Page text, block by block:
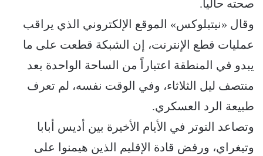
صحته حالياً.
وقال «نيتبلوكس» الموقع الإلكتروني الذي يراقب
عمليات قطع الإنترنت، إن الشبكة قطعت على ما
يبدو في المنطقة اعتباراً من الساحة الواحدة بعد
منتصف ليل الثلاثاء، وفي الوقت نفسه، لم تعرف
طبيعة الرد العسكري.
وتصاعد التوتر في الأيام الأخيرة بين أديس أبابا
وتيغراي، ورفض قادة الإقليم الذين هيمنوا على